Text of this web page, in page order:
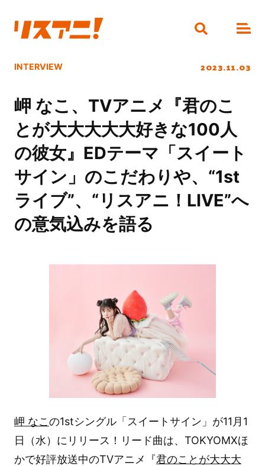
INTERVIEW 2023.11.03
岬 なこ、TVアニメ『君のこ
とが大大大大大好きな100人
の彼女』EDテーマ「スイート
サイン」のこだわりや、“1st
ライブ”、“リスアニ！LIVE”へ
の意気込みを語る
岬 なこ の1stシングル「スイートサイン」が11月1
日（水）にリリース！リード曲は、TOKYOMXほ
かで好評放送中のTVアニメ『君のことが大大大